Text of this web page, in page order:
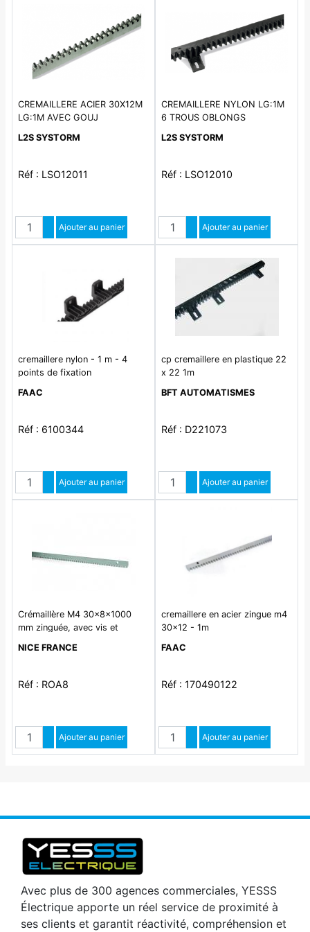
CREMAILLERE ACIER 30X12M
LG:1M AVEC GOUJ
L2S SYSTORM
Réf : LSO12011
QuantitéAugmenter quantité
Diminuer quantité
Ajouter au panier
CREMAILLERE NYLON LG:1M
6 TROUS OBLONGS
L2S SYSTORM
Réf : LSO12010
QuantitéAugmenter quantité
Diminuer quantité
Ajouter au panier
cremaillere nylon - 1 m - 4
points de fixation
FAAC
Réf : 6100344
QuantitéAugmenter quantité
Diminuer quantité
Ajouter au panier
cp cremaillere en plastique 22
x 22 1m
BFT AUTOMATISMES
Réf : D221073
QuantitéAugmenter quantité
Diminuer quantité
Ajouter au panier
Crémaillère M4 30x8x1000
mm zinguée, avec vis et
pièces)
NICE FRANCE
Réf : ROA8
QuantitéAugmenter quantité
Diminuer quantité
Ajouter au panier
cremaillere en acier zingue m4
30x12 - 1m
FAAC
Réf : 170490122
QuantitéAugmenter quantité
Diminuer quantité
Ajouter au panier
Avec plus de 300 agences commerciales, YESSS
Électrique apporte un réel service de proximité à
ses clients et garantit réactivité, compréhension et